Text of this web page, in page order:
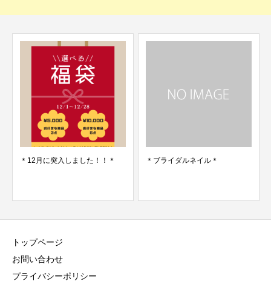
＊12月に突入しました！！＊ ＊ブライダルネイル＊
トップページ
お問い合わせ
プライバシーポリシー